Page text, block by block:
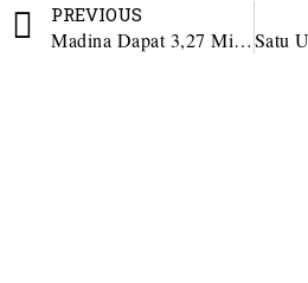
PREVIOUS
Madina Dapat 3,27 Miliar Bantuan Rumah Terdampak Bencana Tahap II